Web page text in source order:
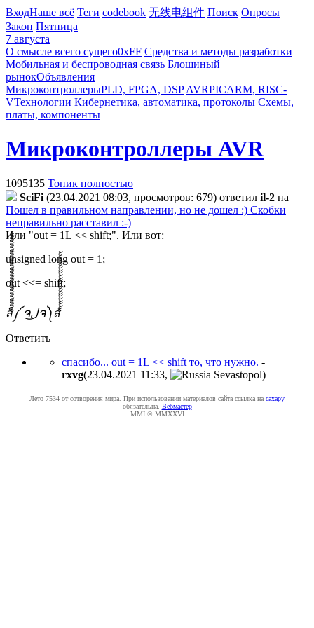
ВходНаше всё Теги codebook 无线电组件 Поиск Опросы
Закон Пятница
7 августа
О смысле всего сущего0xFF Средства и методы разработки
Мобильная и беспроводная связь Блошиный
рынокОбъявления
МикроконтроллерыPLD, FPGA, DSP AVRPICARM, RISC-
VТехнологии Кибернетика, автоматика, протоколы Схемы,
платы, компоненты
Микроконтроллеры AVR
1095135 Топик полностью
SciFi (23.04.2021 08:03, просмотров: 679) ответил il-2 на
Пошел в правильном направлении, но не дошел :) Скобки
неправильно расставил :-)
Или "out = 1L << shift;". Или вот:
unsigned long out = 1;
out <<= shift;
ส็็็็็็็็็็็็็็็็็็็็็็็็็༼ ຈل͜ຈ༽ส้้้้้้้้้้้้้้้้้้้้้้้
Ответить
спасибо... out = 1L << shift то, что нужно. -
rxvg(23.04.2021 11:33, )
Лето 7534 от сотворения мира. При использовании материалов сайта ссылка на caxapу
обязательна. Вебмастер
MMI © MMXXVI